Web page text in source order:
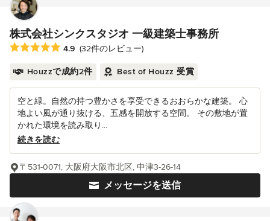
株式会社シンクスタジオ 一級建築士事務所
平均評価：5つ星中 星4.9
4.9 (32件のレビュー)
Houzzで成約2件 Best of Houzz 受賞
空と緑。自然の持つ豊かさを享受できるおおらかな建築。 心
地よい風が通り抜ける、五感を開放する空間。 その敷地が置
かれた環境を読み取り...
続きを読む
メッセージを送信
〒531-0071, 大阪府大阪市北区, 中津3-26-14